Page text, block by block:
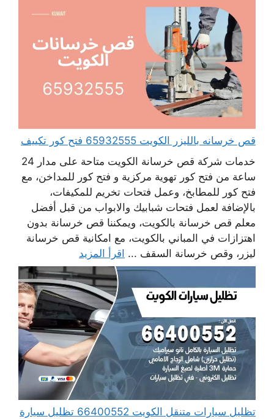
قص خرسانه بالليزر الكويت 65932555 فتح كور تكييف
خدمات شركة قص خرسانة الكويت متاحة على مدار 24
ساعة من فتح كور تهوية مركزية و فتح كور للمداخن، مع
فتح كور للمطابخ، وعمل فتحات تخريم للمكيفات،
بالإضافة لعمل فتحات شبابيك والابواب من قبل أفضل
معلم قص خرسانة بالكويت، ويمكننا قص خرسانة بدون
اهتزازات في المباني بالكويت، مع امكانية قص خرسانة
ليزر، وقص خرسانة السقف ... اقرأ المزيد
تظليل سيارات متنقل الكويت 66400552 تظليل سيارة